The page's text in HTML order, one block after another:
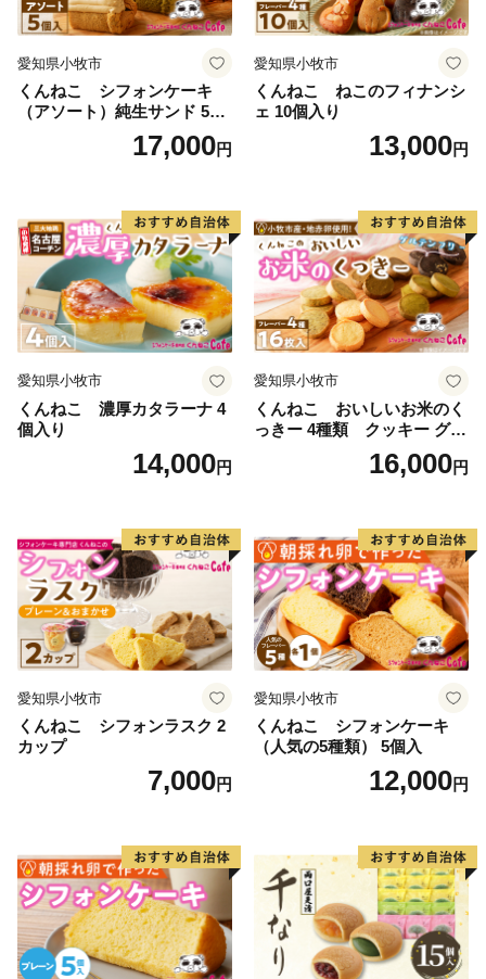
愛知県小牧市
くんねこ シフォンケーキ
（アソート）純生サンド 5個
17,000円
愛知県小牧市
くんねこ ねこのフィナンシ
ェ 10個入り
13,000円
愛知県小牧市
くんねこ 濃厚カタラーナ 4
個入り
14,000円
愛知県小牧市
くんねこ おいしいお米のく
っきー 4種類 クッキー グル
16,000円
愛知県小牧市
くんねこ シフォンラスク 2
カップ
7,000円
愛知県小牧市
くんねこ シフォンケーキ
（人気の5種類） 5個入
12,000円